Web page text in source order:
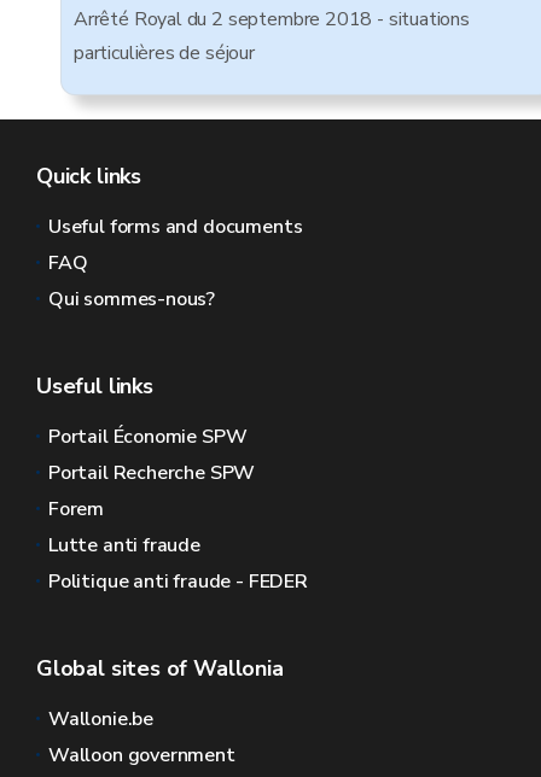
Arrêté Royal du 2 septembre 2018 - situations
particulières de séjour
Quick links
Useful forms and documents
FAQ
Qui sommes-nous?
Useful links
Portail Économie SPW
Portail Recherche SPW
Forem
Lutte anti fraude
Politique anti fraude - FEDER
Global sites of Wallonia
Wallonie.be
Walloon government